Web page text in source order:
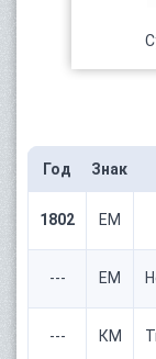
Год Знак
1802 ЕМ
--- ЕМ
--- КМ